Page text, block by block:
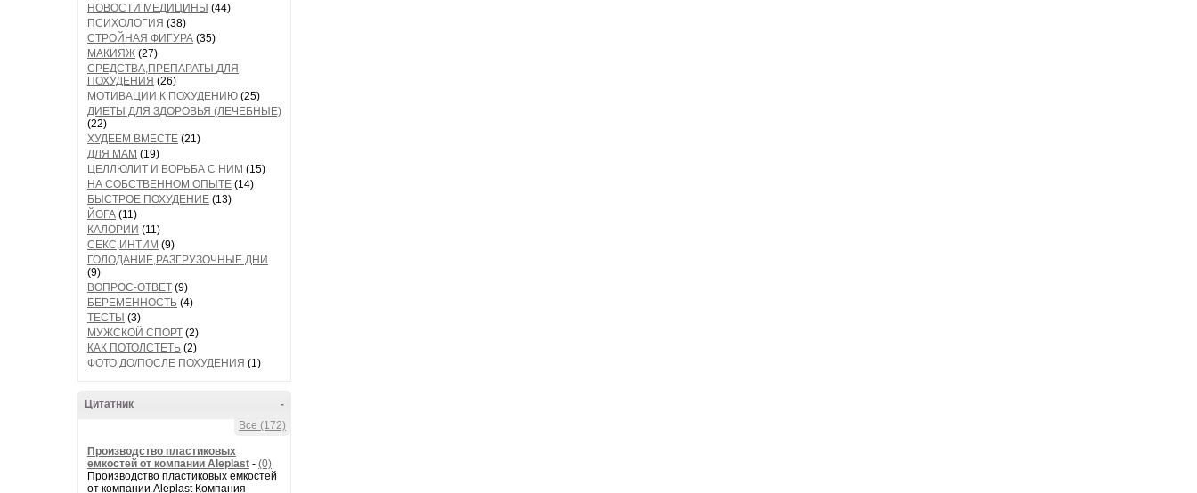
НОВОСТИ МЕДИЦИНЫ (44)
ПСИХОЛОГИЯ (38)
СТРОЙНАЯ ФИГУРА (35)
МАКИЯЖ (27)
СРЕДСТВА,ПРЕПАРАТЫ ДЛЯ
ПОХУДЕНИЯ (26)
МОТИВАЦИИ К ПОХУДЕНИЮ (25)
ДИЕТЫ ДЛЯ ЗДОРОВЬЯ (ЛЕЧЕБНЫЕ)
(22)
ХУДЕЕМ ВМЕСТЕ (21)
ДЛЯ МАМ (19)
ЦЕЛЛЮЛИТ И БОРЬБА С НИМ (15)
НА СОБСТВЕННОМ ОПЫТЕ (14)
БЫСТРОЕ ПОХУДЕНИЕ (13)
ЙОГА (11)
КАЛОРИИ (11)
СЕКС,ИНТИМ (9)
ГОЛОДАНИЕ,РАЗГРУЗОЧНЫЕ ДНИ
(9)
ВОПРОС-ОТВЕТ (9)
БЕРЕМЕННОСТЬ (4)
ТЕСТЫ (3)
МУЖСКОЙ СПОРТ (2)
КАК ПОТОЛСТЕТЬ (2)
ФОТО ДО/ПОСЛЕ ПОХУДЕНИЯ (1)
-
Цитатник
Все (172)
Производство пластиковых
емкостей от компании Aleplast - (0)
Производство пластиковых емкостей
от компании Aleplast Компания